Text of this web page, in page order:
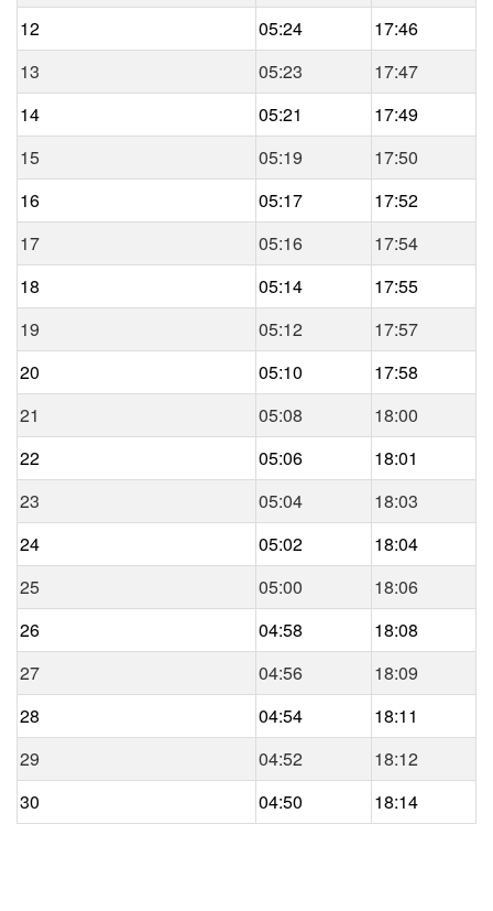
12
05:24
17:46
13
05:23
17:47
14
05:21
17:49
15
05:19
17:50
16
05:17
17:52
17
05:16
17:54
18
05:14
17:55
19
05:12
17:57
20
05:10
17:58
21
05:08
18:00
22
05:06
18:01
23
05:04
18:03
24
05:02
18:04
25
05:00
18:06
26
04:58
18:08
27
04:56
18:09
28
04:54
18:11
29
04:52
18:12
30
04:50 18:14